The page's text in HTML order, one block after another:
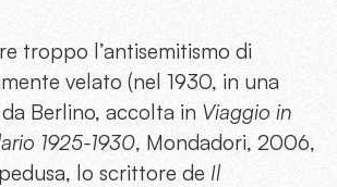
troppo l’antisemitismo di
velato (nel 1930, in una
Berlino, accolta in Viaggio in
1925-1930, Mondadori, 2006,
lo scrittore de Il